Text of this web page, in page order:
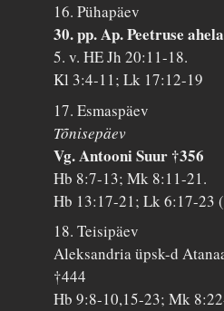
16. Pühapäev
30. pp. Ap. Peetruse
5. v. HE Jh 20:11-18.
Kl 3:4-11; Lk 17:12-19
17. Esmaspäev
Tõnisepäev
Vg. Antooni Suur †356
Hb 8:7-13; Mk 8:11-21.
Hb 13:17-21; Lk 6:17-23
18. Teisipäev
Aleksandria üpsk-d
†444
Hb 9:8-10,15-23; Mk